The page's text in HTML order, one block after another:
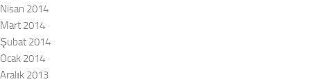
Nisan 2014
Mart 2014
Şubat 2014
Ocak 2014
Aralık 2013